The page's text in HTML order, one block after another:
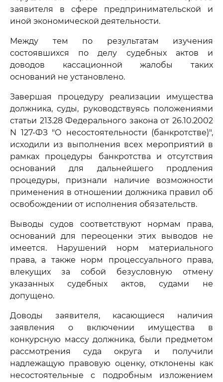
заявителя в сфере предпринимательской и
иной экономической деятельности.
Между тем по результатам изучения
состоявшихся по делу судебных актов и
доводов кассационной жалобы таких
оснований не установлено.
Завершая процедуру реализации имущества
должника, суды, руководствуясь положениями
статьи 213.28 Федерального закона от 26.10.2002
N 127-ФЗ "О несостоятельности (банкротстве)",
исходили из выполнения всех мероприятий в
рамках процедуры банкротства и отсутствия
оснований для дальнейшего продления
процедуры, признали наличие возможности
применения в отношении должника правил об
освобождении от исполнения обязательств.
Выводы судов соответствуют нормам права,
оснований для переоценки этих выводов не
имеется. Нарушений норм материального
права, а также норм процессуального права,
влекущих за собой безусловную отмену
указанных судебных актов, судами не
допущено.
Доводы заявителя, касающиеся наличия
заявления о включении имущества в
конкурсную массу должника, были предметом
рассмотрения суда округа и получили
надлежащую правовую оценку, отклонены как
несостоятельные с подробным изложением